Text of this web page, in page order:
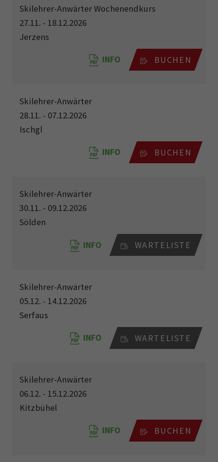
Skilehrer-Anwärter Wochenendkurs
27.11. - 18.12.2026
Jerzens
INFO BUCHEN
Skilehrer-Anwärter
28.11. - 07.12.2026
Ischgl
INFO BUCHEN
Skilehrer-Anwärter
30.11. - 09.12.2026
Sölden
INFO WARTELISTE
Skilehrer-Anwärter
05.12. - 14.12.2026
Serfaus
INFO WARTELISTE
Skilehrer-Anwärter
06.12. - 15.12.2026
Kitzbühel
INFO BUCHEN